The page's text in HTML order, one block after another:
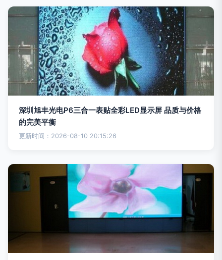
深圳旭丰光电P6三合一表贴全彩LED显示屏 品质与价格
的完美平衡
更新时间：2026-08-10 20:15:26